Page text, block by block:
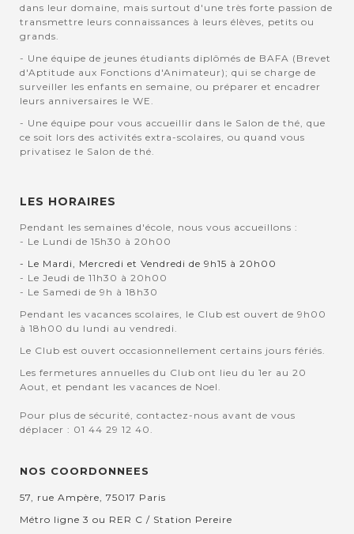
dans leur domaine, mais surtout d'une très forte passion de
transmettre leurs connaissances à leurs élèves, petits ou
grands.
- Une équipe de jeunes étudiants diplômés de BAFA (Brevet
d'Aptitude aux Fonctions d'Animateur); qui se charge de
surveiller les enfants en semaine, ou préparer et encadrer
leurs anniversaires le WE.
- Une équipe pour vous accueillir dans le Salon de thé, que
ce soit lors des activités extra-scolaires, ou quand vous
privatisez le Salon de thé.
LES HORAIRES
Pendant les semaines d'école, nous vous accueillons :
- Le Lundi de 15h30 à 20h00
- Le Mardi, Mercredi et Vendredi de 9h15 à 20h00
- Le Jeudi de 11h30 à 20h00
- Le Samedi de 9h à 18h30
Pendant les vacances scolaires, le Club est ouvert de 9h00
à 18h00 du lundi au vendredi.
Le Club est ouvert occasionnellement certains jours fériés.
Les fermetures annuelles du Club ont lieu du 1er au 20
Aout, et pendant les vacances de Noel.
Pour plus de sécurité, contactez-nous avant de vous
déplacer : 01 44 29 12 40.
NOS COORDONNEES
57, rue Ampère, 75017 Paris
Métro ligne 3 ou RER C / Station Pereire